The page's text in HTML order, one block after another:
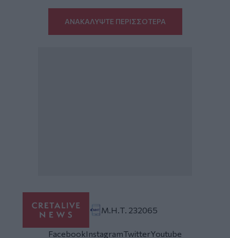
ΑΝΑΚΑΛΥΨΤΕ ΠΕΡΙΣΣΟΤΕΡΑ
Μ.Η.Τ. 232065
FacebookInstagramTwitterYoutube